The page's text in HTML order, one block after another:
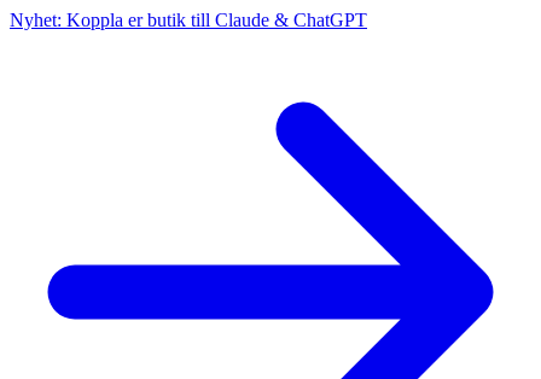
Nyhet: Koppla er butik till Claude & ChatGPT